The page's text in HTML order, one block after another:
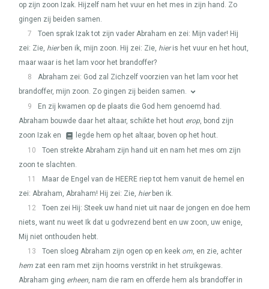
op zijn zoon Izak. Hijzelf nam het vuur en het mes in zijn hand. Zo
gingen zij beiden samen.
7
Toen sprak Izak tot zijn vader Abraham en zei: Mijn vader! Hij
zei: Zie, hierben ik, mijn zoon. Hij zei: Zie, hieris het vuur en het hout,
maar waar is het lam voor het brandoffer?
8
Abraham zei: God zal Zichzelf voorzien van het lam voor het
brandoffer, mijn zoon. Zo gingen zij beiden samen.
9
En zij kwamen op de plaats die God hem genoemd had.
Abraham bouwde daar het altaar, schikte het hout erop, bond zijn
zoon Izak en
legde hem op het altaar, boven op het hout.
10
Toen strekte Abraham zijn hand uit en nam het mes om zijn
zoon te slachten.
11
Maar de Engel van de HEERE riep tot hem vanuit de hemel en
zei: Abraham, Abraham! Hij zei: Zie, hierben ik.
12
Toen zei Hij: Steek uw hand niet uit naar de jongen en doe hem
niets, want nu weet Ik dat u godvrezend bent en uw zoon, uw enige,
Mij niet onthouden hebt.
13
Toen sloeg Abraham zijn ogen op en keek om, en zie, achter
hem zat een ram met zijn hoorns verstrikt in het struikgewas.
Abraham ging erheen, nam die ram en offerde hem als brandoffer in